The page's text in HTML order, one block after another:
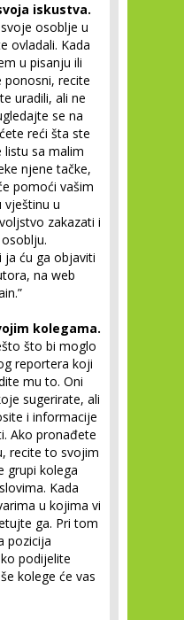
iskustva.
osoblje u
ovladali. Kada
u pisanju ili
ponosni, recite
uradili, ali ne
se na
reći šta ste
listu sa malim
njene tačke,
pomoći vašim
vještinu u
zakazati i
ću ga objaviti
na web
kolegama.
što bi moglo
reportera koji
mu to. Oni
sugerirate, ali
i informacije
Ako pronađete
recite to svojim
grupi kolega
Kada
u kojima vi
ga. Pri tom
pozicija
podijelite
kolege će vas